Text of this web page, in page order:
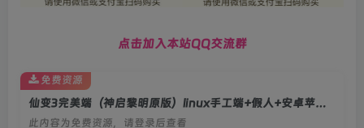
点击加入本站QQ交流群
仙变3完美端（神启黎明原版）linux手工端+假人+安卓苹果双端+教程+需要12位IP或域名
此内容为免费资源，请登录后查看
免费资源